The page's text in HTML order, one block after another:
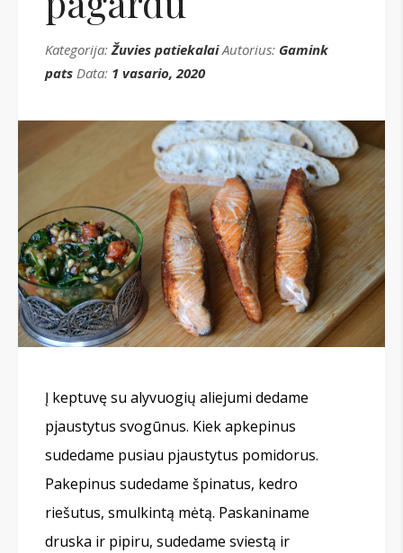
Kategorija:Žuvies patiekalaiAutorius: Gamink
pats Data: 1 vasario, 2020
Į keptuvę su alyvuogių aliejumi dedame
pjaustytus svogūnus. Kiek apkepinus
sudedame pusiau pjaustytus pomidorus.
Pakepinus sudedame špinatus, kedro
riešutus, smulkintą mėtą. Paskaniname
druska ir pipiru, sudedame sviestą ir